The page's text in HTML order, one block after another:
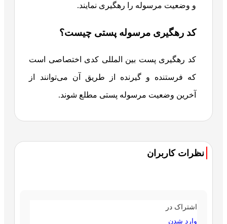
و وضعیت مرسوله را رهگیری نمایند.
کد رهگیری مرسوله پستی چیست؟
کد رهگیری پست بین المللی کدی اختصاصی است
که فرستنده و گیرنده از طریق آن می‌توانند از
آخرین وضعیت مرسوله پستی مطلع شوند.
نظرات کاربران
اشتراک در
وارد شدن